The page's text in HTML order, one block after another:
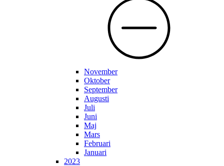
November
Oktober
September
Augusti
Juli
Juni
Maj
Mars
Februari
Januari
2023